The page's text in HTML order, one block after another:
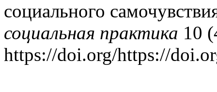
социального
социальная практика 10
https://doi.org/https://